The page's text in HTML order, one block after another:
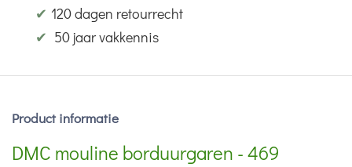
✔ 120 dagen retourrecht
✔ 50 jaar vakkennis
Product informatie
DMC mouline borduurgaren - 469